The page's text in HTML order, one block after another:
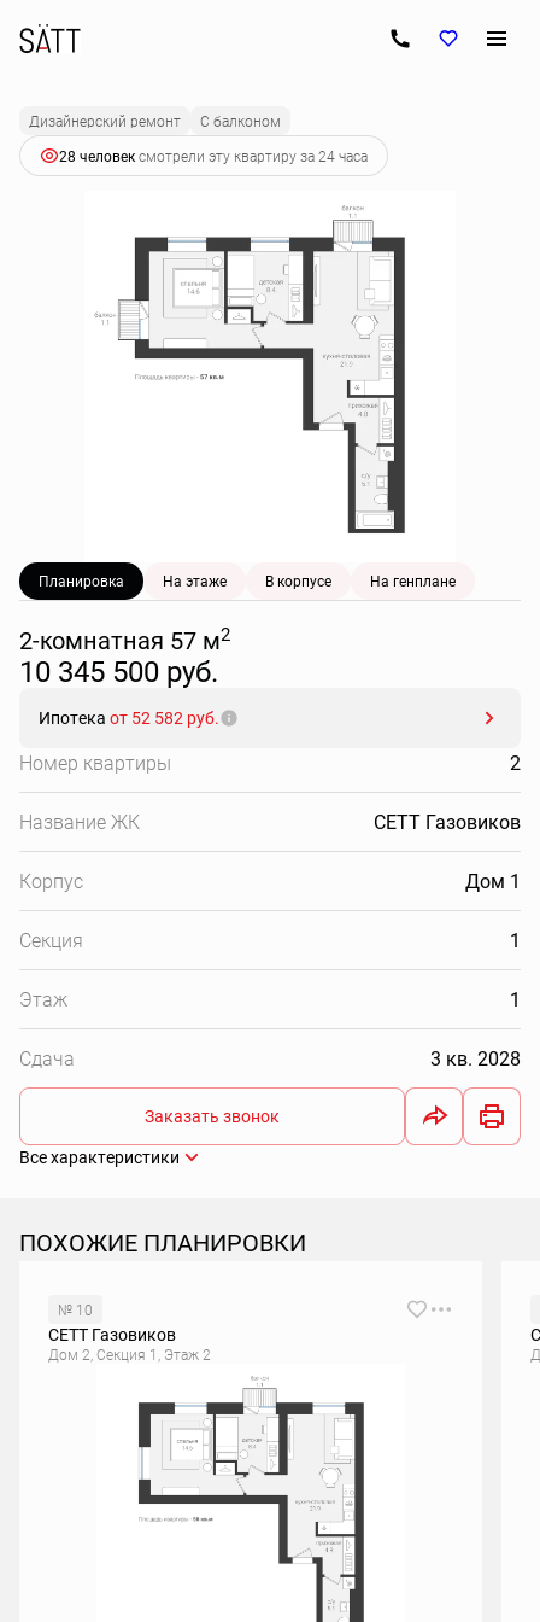
2-комнатная 10 345 500 руб.
Ипотека
Дизайнерский ремонт
С балконом
28 человексмотрели эту квартиру за 24 часа
Планировка На этаже В корпусе На генплане
2-комнатная 57 м2
10 345 500 руб.
Ипотека от 52 582 руб.
Номер квартиры 2
Название ЖК СЕТТ Газовиков
Корпус Дом 1
Секция 1
Этаж 1
Сдача 3 кв. 2028
Заказать звонок
Все характеристики
ПОХОЖИЕ ПЛАНИРОВКИ
№ 10
СЕТТ Газовиков
Дом 2, Секция 1, Этаж 2